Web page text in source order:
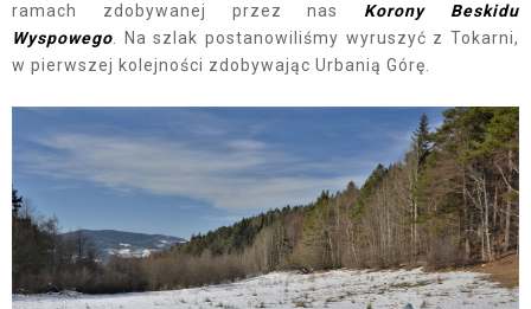
ramach zdobywanej przez nas Korony Beskidu
Wyspowego . Na szlak postanowiliśmy wyruszyć z Tokarni,
w pierwszej kolejności zdobywając Urbanią Górę.